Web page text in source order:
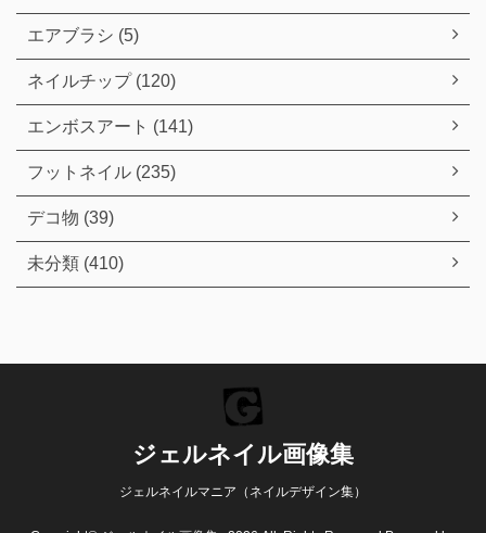
エアブラシ (5)
ネイルチップ (120)
エンボスアート (141)
フットネイル (235)
デコ物 (39)
未分類 (410)
ジェルネイル画像集
ジェルネイルマニア（ネイルデザイン集）